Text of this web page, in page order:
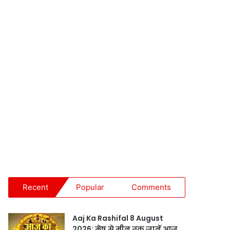
Recent Popular Comments
Aaj Ka Rashifal 8 August